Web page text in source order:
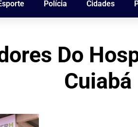
Polícia Cidades
Do
Cuiabá